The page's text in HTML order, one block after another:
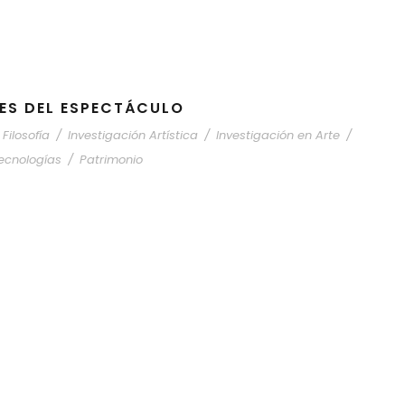
DEL ESPECTÁCULO
Filosofía / Investigación Artística / Investigación en Arte /
/ Patrimonio